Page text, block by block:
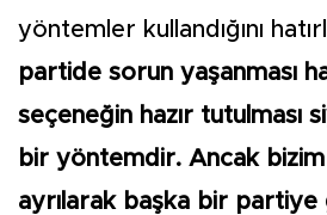
yöntemler kullandığını
partide sorun yaşanması
seçeneğin hazır tutulması
bir yöntemdir. Ancak bizim
ayrılarak başka bir